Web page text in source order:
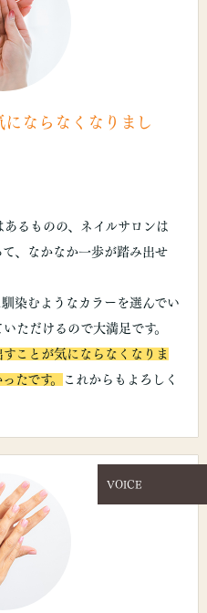
にならなくなりまし
るものの、ネイルサロンは
、なかなか一歩が踏み出せ
染むようなカラーを選んでい
ただけるので大満足です。
ことが気にならなくなりま
たです。
これからもよろしく
VOICE